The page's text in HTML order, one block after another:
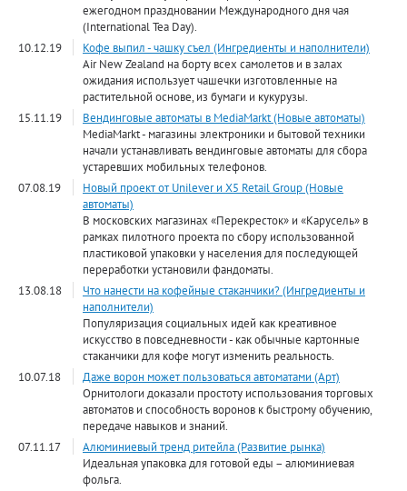
ежегодном праздновании Международного дня чая
(International Tea Day).
10.12.19
Кофе выпил - чашку съел (Ингредиенты и наполнители)
Air New Zealand на борту всех самолетов и в залах
ожидания использует чашечки изготовленные на
растительной основе, из бумаги и кукурузы.
15.11.19
Вендинговые автоматы в MediaMarkt (Новые автоматы)
MediaMarkt - магазины электроники и бытовой техники
начали устанавливать вендинговые автоматы для сбора
устаревших мобильных телефонов.
07.08.19
Новый проект от Unilever и X5 Retail Group (Новые
автоматы)
В московских магазинах «Перекресток» и «Карусель» в
рамках пилотного проекта по сбору использованной
пластиковой упаковки у населения для последующей
переработки установили фандоматы.
13.08.18
Что нанести на кофейные стаканчики? (Ингредиенты и
наполнители)
Популяризация социальных идей как креативное
искусство в повседневности - как обычные картонные
стаканчики для кофе могут изменить реальность.
10.07.18
Даже ворон может пользоваться автоматами (Арт)
Орнитологи доказали простоту использования торговых
автоматов и способность воронов к быстрому обучению,
передаче навыков и знаний.
07.11.17
Алюминиевый тренд ритейла (Развитие рынка)
Идеальная упаковка для готовой еды – алюминиевая
фольга.